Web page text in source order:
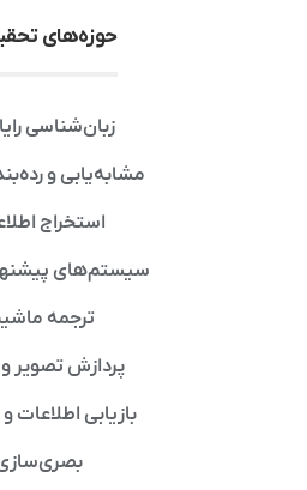
حوزه‌های
زبان‌شناسی
مشابه‌یابی و
استخراج
سیستم‌های
ترجمه
پردازش تصویر
بازیابی